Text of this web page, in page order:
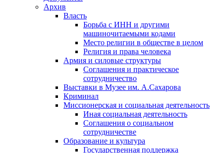
Архив
Власть
Борьба с ИНН и другими
машиночитаемыми кодами
Место религии в обществе в целом
Религия и права человека
Армия и силовые структуры
Соглашения и практическое
сотрудничество
Выставки в Музее им. А.Сахарова
Криминал
Миссионерская и социальная деятельность
Иная социальная деятельность
Соглашения о социальном
сотрудничестве
Образование и культура
Государственная поддержка